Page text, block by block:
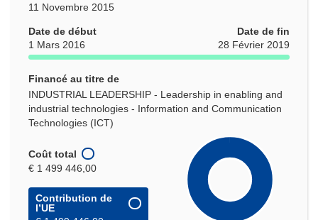
11 Novembre 2015
Date de début
1 Mars 2016
Date de fin
28 Février 2019
Financé au titre de
INDUSTRIAL LEADERSHIP - Leadership in enabling and
industrial technologies - Information and Communication
Technologies (ICT)
Coût total
€ 1 499 446,00
Contribution de
l’UE